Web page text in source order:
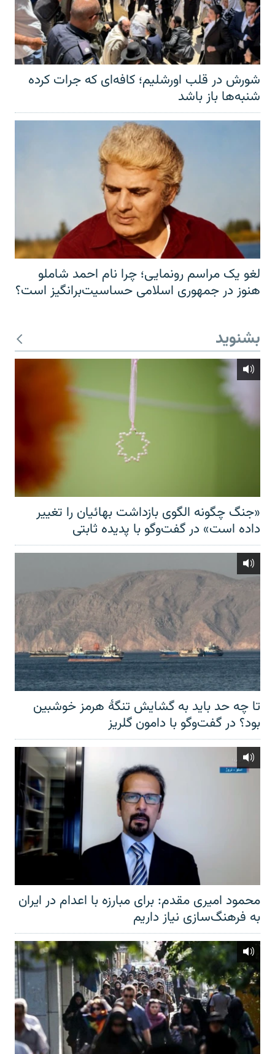
شورش در قلب اورشلیم؛ کافه‌ای که جرات کرده
شنبه‌ها باز باشد
لغو یک مراسم رونمایی؛ چرا نام احمد شاملو
هنوز در جمهوری اسلامی حساسیت‌برانگیز است؟
بشنوید
«جنگ چگونه الگوی بازداشت بهائیان را تغییر
داده است» در گفت‌وگو با پدیده ثابتی
تا چه حد باید به گشایش تنگهٔ هرمز خوشبین
بود؟ در گفت‌وگو با دامون گلریز
محمود امیری مقدم: برای مبارزه با اعدام در ایران
به فرهنگ‌سازی نیاز داریم